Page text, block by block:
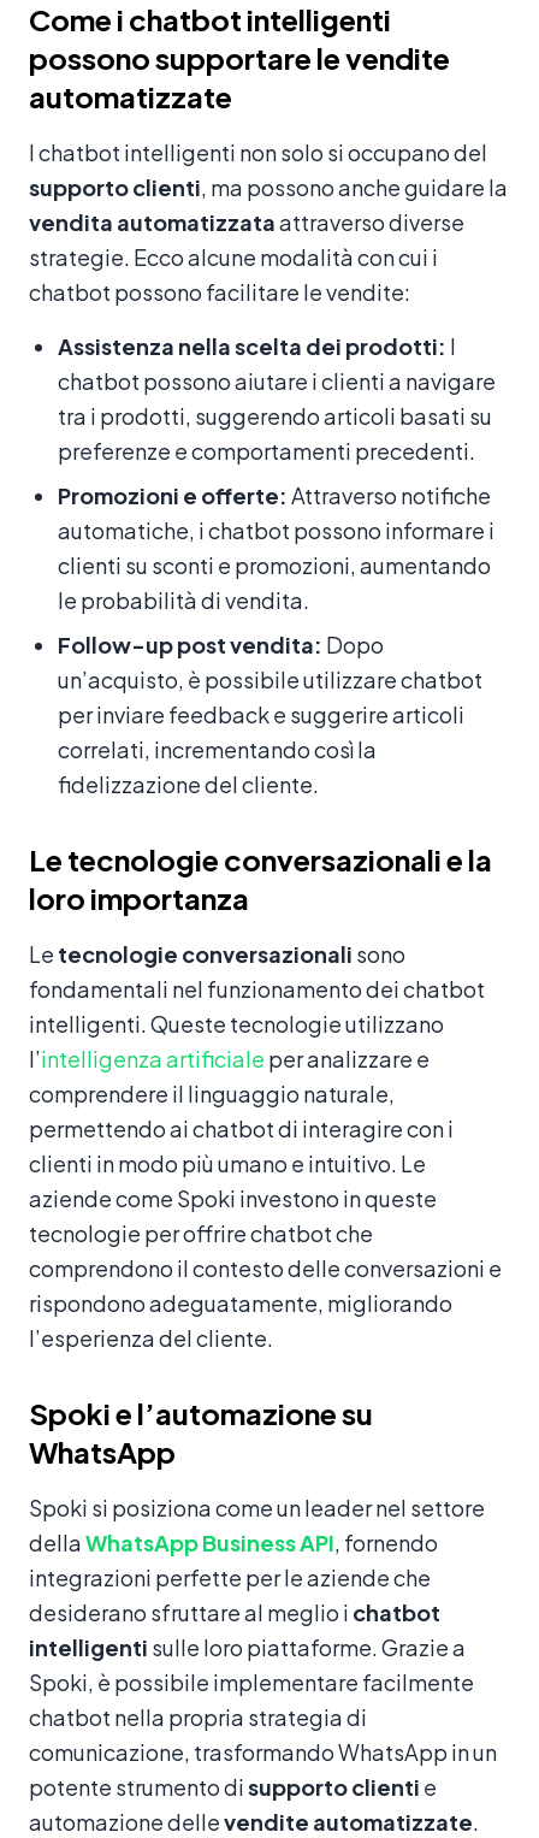
Come i chatbot intelligenti
possono supportare le vendite
automatizzate
I chatbot intelligenti non solo si occupano del
supporto clienti, ma possono anche guidare la
vendita automatizzataattraverso diverse
strategie. Ecco alcune modalità con cui i
chatbot possono facilitare le vendite:
Assistenza nella scelta dei prodotti: I
chatbot possono aiutare i clienti a navigare
tra i prodotti, suggerendo articoli basati su
preferenze e comportamenti precedenti.
Promozioni e offerte: Attraverso notifiche
automatiche, i chatbot possono informare i
clienti su sconti e promozioni, aumentando
le probabilità di vendita.
Follow-up post vendita: Dopo
un’acquisto, è possibile utilizzare chatbot
per inviare feedback e suggerire articoli
correlati, incrementando così la
fidelizzazione del cliente.
Le tecnologie conversazionali e la
loro importanza
Le tecnologie conversazionali sono
fondamentali nel funzionamento dei chatbot
intelligenti. Queste tecnologie utilizzano
l’intelligenza artificiale per analizzare e
comprendere il linguaggio naturale,
permettendo ai chatbot di interagire con i
clienti in modo più umano e intuitivo. Le
aziende come Spoki investono in queste
tecnologie per offrire chatbot che
comprendono il contesto delle conversazioni e
rispondono adeguatamente, migliorando
l’esperienza del cliente.
Spoki e l’automazione su
WhatsApp
Spoki si posiziona come un leader nel settore
dellaWhatsApp Business API, fornendo
integrazioni perfette per le aziende che
desiderano sfruttare al meglio i chatbot
intelligenti sulle loro piattaforme. Grazie a
Spoki, è possibile implementare facilmente
chatbot nella propria strategia di
comunicazione, trasformando WhatsApp in un
potente strumento disupporto clienti e
automazione dellevendite automatizzate.